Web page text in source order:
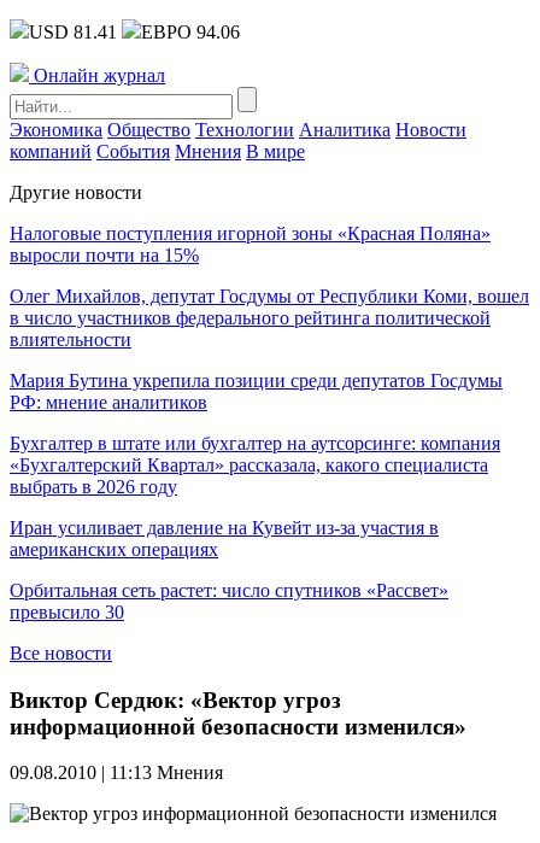
USD 81.41 ЕВРО 94.06
Онлайн журнал
Экономика Общество Технологии Аналитика Новости
компаний События Мнения В мире
Другие новости
Налоговые поступления игорной зоны «Красная Поляна»
выросли почти на 15%
Олег Михайлов, депутат Госдумы от Республики Коми, вошел
в число участников федерального рейтинга политической
влиятельности
Мария Бутина укрепила позиции среди депутатов Госдумы
РФ: мнение аналитиков
Бухгалтер в штате или бухгалтер на аутсорсинге: компания
«Бухгалтерский Квартал» рассказала, какого специалиста
выбрать в 2026 году
Иран усиливает давление на Кувейт из-за участия в
американских операциях
Орбитальная сеть растет: число спутников «Рассвет»
превысило 30
Все новости
Виктор Сердюк: «Вектор угроз
информационной безопасности изменился»
09.08.2010 | 11:13 Мнения